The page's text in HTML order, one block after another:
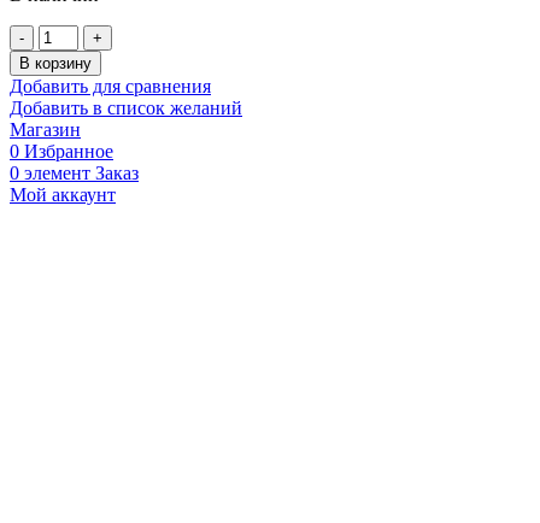
Количество
товара
Защита
передних
амортизаторов
Holeshot
Red
edition
В корзину
Добавить для сравнения
Добавить в список желаний
Магазин
0 Избранное
0 элемент Заказ
Мой аккаунт